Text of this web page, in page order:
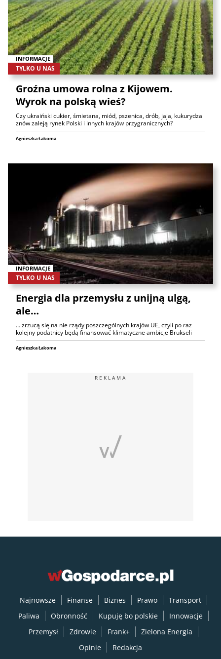
INFORMACJE
TYLKO U NAS
Groźna umowa rolna z Kijowem.
Wyrok na polską wieś?
Czy ukraiński cukier, śmietana, miód, pszenica, drób, jaja, kukurydza
znów zaleją rynek Polski i innych krajów przygranicznych?
Agnieszka Łakoma
INFORMACJE
TYLKO U NAS
Energia dla przemysłu z unijną ulgą,
ale…
… zrzucą się na nie rządy poszczególnych krajów UE, czyli po raz
kolejny podatnicy będą finansować klimatyczne ambicje Brukseli
Agnieszka Łakoma
REKLAMA
Najnowsze Finanse Biznes Prawo
Transport
Paliwa
Obronność Kupuję bo polskie
Innowacje
Przemysł
Zdrowie Frank+
Zielona Energia
Opinie
Redakcja